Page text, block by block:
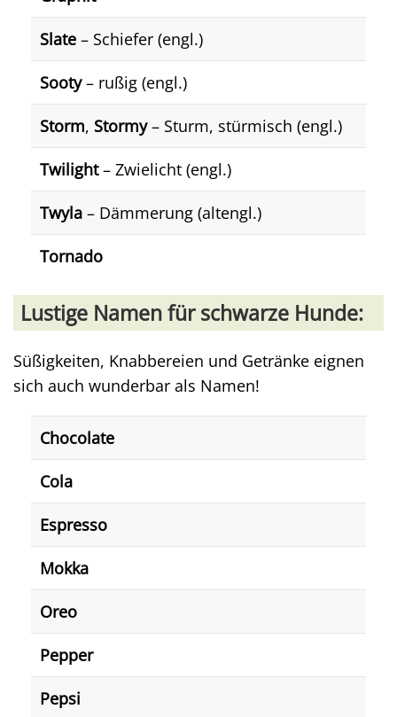
Slate – Schiefer (engl.)
Sooty– rußig (engl.)
Storm, Stormy– Sturm, stürmisch (engl.)
Twilight– Zwielicht (engl.)
Twyla – Dämmerung (altengl.)
Tornado
Lustige Namen für schwarze Hunde:
Süßigkeiten, Knabbereien und Getränke eignen
sich auch wunderbar als Namen!
Chocolate
Cola
Espresso
Mokka
Oreo
Pepper
Pepsi